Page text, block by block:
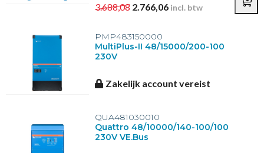
3.688,08 2.766,06 incl. btw
PMP483150000
MultiPlus-II 48/15000/200-100
230V
Zakelijk account vereist
QUA481030010
Quattro 48/10000/140-100/100
230V VE.Bus